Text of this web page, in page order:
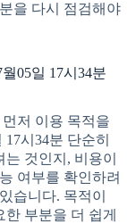
을 다시 점검해야
05일 17시34분
저 이용 목적을
시34분 단순히
것인지, 비용이
여부를 확인하려
습니다. 목적이
부분을 더 쉽게